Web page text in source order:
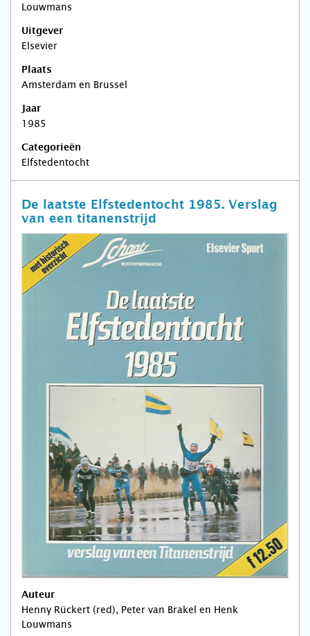
Louwmans
Uitgever
Elsevier
Plaats
Amsterdam en Brussel
Jaar
1985
Categorieën
Elfstedentocht
De laatste Elfstedentocht 1985. Verslag
van een titanenstrijd
Auteur
Henny Rückert (red), Peter van Brakel en Henk
Louwmans